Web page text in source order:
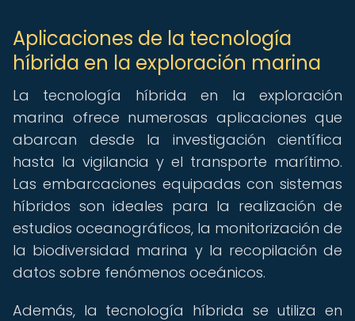
Aplicaciones de la tecnología
híbrida en la exploración marina
La tecnología híbrida en la exploración
marina ofrece numerosas aplicaciones que
abarcan desde la investigación científica
hasta la vigilancia y el transporte marítimo.
Las embarcaciones equipadas con sistemas
híbridos son ideales para la realización de
estudios oceanográficos, la monitorización de
la biodiversidad marina y la recopilación de
datos sobre fenómenos oceánicos.
Además, la tecnología híbrida se utiliza en